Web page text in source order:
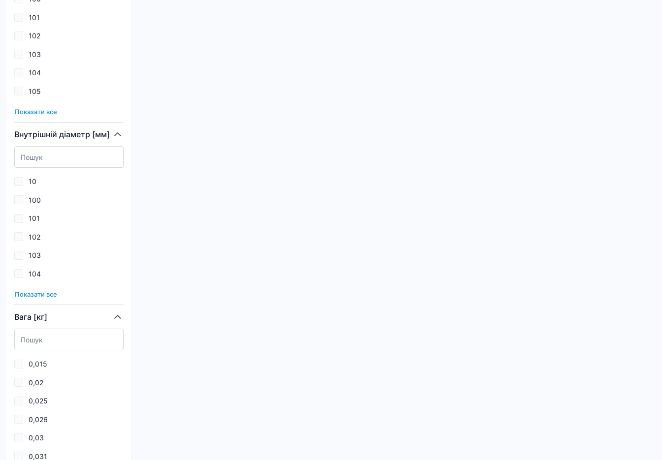
111
112
113
114
115
116
117
118
119
101
102
103
104
105
106
108
110
111
112
113
114
115
116
117
118
119
Показати все
Внутрішній діаметр [мм]
10
100
101
102
103
104
105
107
109
11
11,5
110
111
112
Показати все
Вага [кг]
0,015
0,02
0,025
0,026
0,03
0,031